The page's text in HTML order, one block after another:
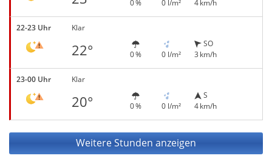
0 % 0 l/m² 4 km/h
22-23 Uhr Klar
22° 0 % 0 l/m²
SO
3 km/h
23-00 Uhr Klar
20° 0 % 0 l/m²
S
4 km/h
Weitere Stunden anzeigen